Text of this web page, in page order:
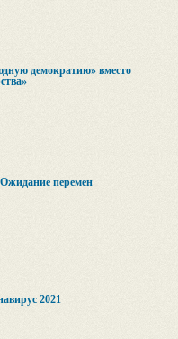
демократию» вместо
перемен
2021